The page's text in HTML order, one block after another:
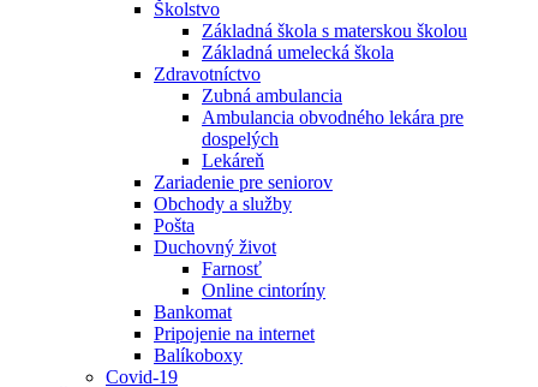
Školstvo
Základná škola s materskou školou
Základná umelecká škola
Zdravotníctvo
Zubná ambulancia
Ambulancia obvodného lekára pre
dospelých
Lekáreň
Zariadenie pre seniorov
Obchody a služby
Pošta
Duchovný život
Farnosť
Online cintoríny
Bankomat
Pripojenie na internet
Balíkoboxy
Covid-19